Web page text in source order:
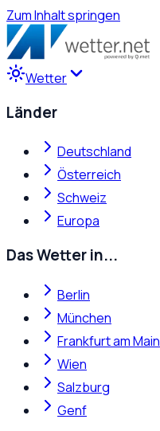
Zum Inhalt springen
Wetter
Länder
Deutschland
Österreich
Schweiz
Europa
Das Wetter in...
Berlin
München
Frankfurt am Main
Wien
Salzburg
Genf